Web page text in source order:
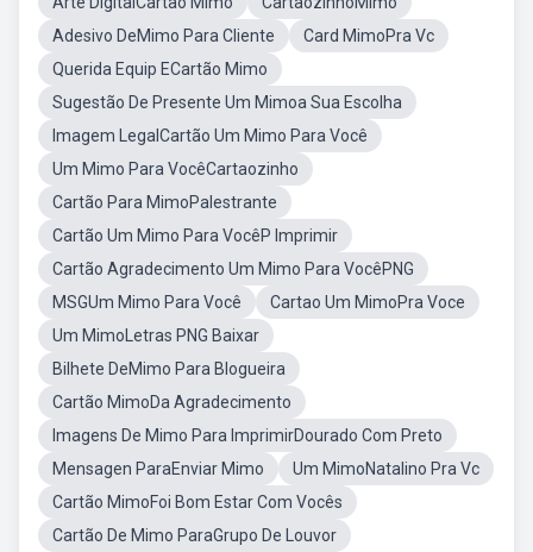
Adesivo DeMimo Para Cliente
Card MimoPra Vc
Querida Equip ECartão Mimo
Sugestão De Presente Um Mimoa Sua Escolha
Imagem LegalCartão Um Mimo Para Você
Um Mimo Para VocêCartaozinho
Cartão Para MimoPalestrante
Cartão Um Mimo Para VocêP Imprimir
Cartão Agradecimento Um Mimo Para VocêPNG
MSGUm Mimo Para Você
Cartao Um MimoPra Voce
Um MimoLetras PNG Baixar
Bilhete DeMimo Para Blogueira
Cartão MimoDa Agradecimento
Imagens De Mimo Para ImprimirDourado Com Preto
Mensagen ParaEnviar Mimo
Um MimoNatalino Pra Vc
Cartão MimoFoi Bom Estar Com Vocês
Cartão De Mimo ParaGrupo De Louvor